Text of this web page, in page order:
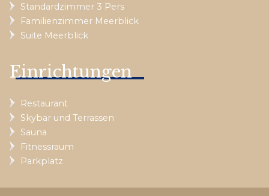
Standardzimmer 3 Pers
Familienzimmer Meerblick
Suite Meerblick
Einrichtungen
Restaurant
Skybar und Terrassen
Sauna
Fitnessraum
Parkplatz